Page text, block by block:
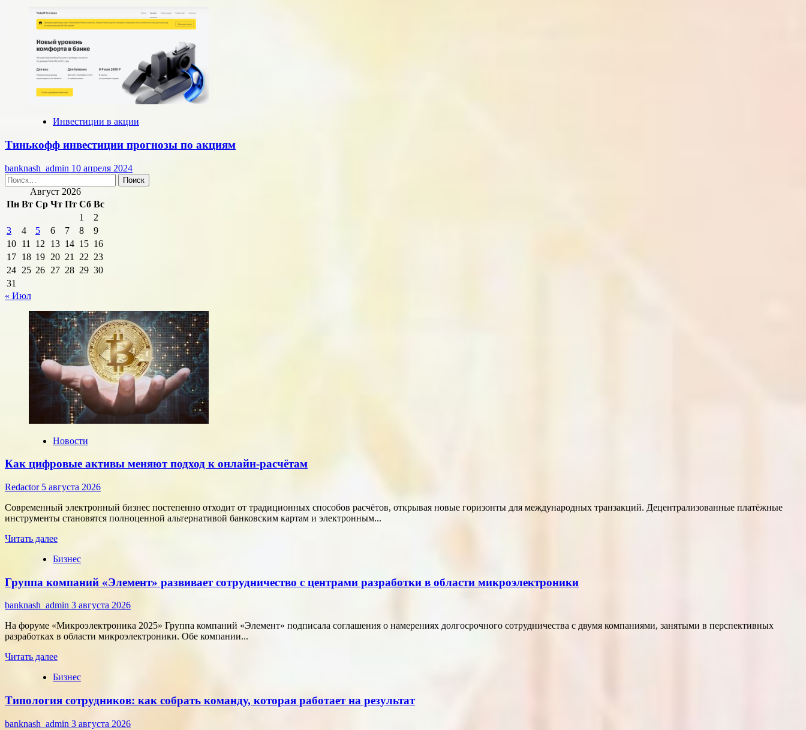
Инвестиции в акции
Тинькофф инвестиции прогнозы по акциям
banknash_admin 10 апреля 2024
Найти:
Август 2026
Пн Вт Ср Чт Пт Сб Вс
1
2
3
4 5 6 7 8
9
10 11 12 13 14 15 16
17 18 19 20 21 22 23
24 25 26 27 28 29 30
31
« Июл
Новости
Как цифровые активы меняют подход к онлайн-расчётам
Redactor 5 августа 2026
Современный электронный бизнес постепенно отходит от традиционных способов расчётов, открывая новые горизонты для международных транзакций. Децентрализованные платёжные
инструменты становятся полноценной альтернативой банковским картам и электронным...
Читать далееПрочитать
о
цифровые
меняют
к
онлайн-
Бизнес
Группа компаний «Элемент» развивает сотрудничество с центрами разработки в области микроэлектроники
banknash_admin 3 августа 2026
На форуме «Микроэлектроника 2025» Группа компаний «Элемент» подписала соглашения о намерениях долгосрочного сотрудничества с двумя компаниями, занятыми в перспективных
разработках в области микроэлектроники. Обе компании...
Читать далееПрочитать
о
компаний
«Элемент»
развивает
Бизнес
Типология сотрудников: как собрать команду, которая работает на результат
banknash_admin 3 августа 2026